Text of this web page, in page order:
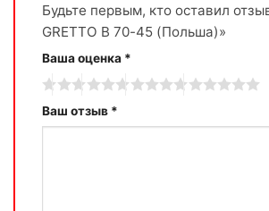
Будьте первым, кто оставил
GRETTO B 70-45 (Польша)»
Ваша оценка *
Ваш отзыв *